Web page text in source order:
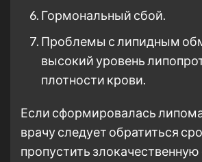
Гормональный сбой.
Проблемы с липидным
высокий уровень
плотности крови.
Если сформировалась липома
врачу следует обратиться
пропустить злокачественную